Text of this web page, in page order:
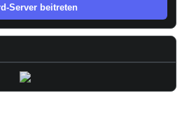
Server beitreten